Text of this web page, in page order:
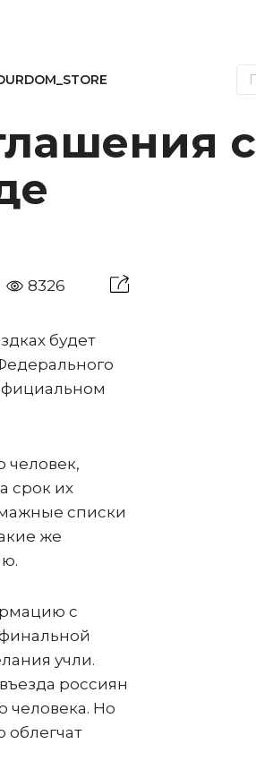
с
8326
будет
человек,
срок их
списки
же
с
учли.
россиян
человека. Но
облегчат